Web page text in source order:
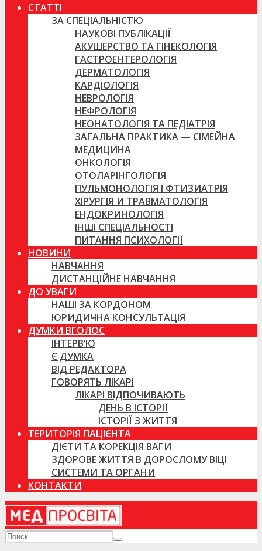
СТАТТІ
ЗА СПЕЦІАЛЬНІСТЮ
НАУКОВІ ПУБЛІКАЦІЇ
АКУШЕРСТВО ТА ГІНЕКОЛОГІЯ
ГАСТРОЕНТЕРОЛОГІЯ
ДЕРМАТОЛОГІЯ
КАРДІОЛОГІЯ
НЕВРОЛОГІЯ
НЕФРОЛОГІЯ
НЕОНАТОЛОГІЯ ТА ПЕДІАТРІЯ
ЗАГАЛЬНА ПРАКТИКА — СІМЕЙНА
МЕДИЦИНА
ОНКОЛОГІЯ
ОТОЛАРІНГОЛОГІЯ
ПУЛЬМОНОЛОГІЯ І ФТИЗИАТРІЯ
ХІРУРГІЯ И ТРАВМАТОЛОГІЯ
ЕНДОКРИНОЛОГІЯ
ІНШІ СПЕЦІАЛЬНОСТІ
ПИТАННЯ ПСИХОЛОГІЇ
НОВИНИ
НАВЧАННЯ
ДИСТАНЦІЙНЕ НАВЧАННЯ
ДО УВАГИ
НАШІ ЗА КОРДОНОМ
ЮРИДИЧНА КОНСУЛЬТАЦІЯ
ДУМКИ ВГОЛОС
ІНТЕРВ’Ю
Є ДУМКА
ВІД РЕДАКТОРА
ГОВОРЯТЬ ЛІКАРІ
ЛІКАРІ ВІДПОЧИВАЮТЬ
ДЕНЬ В ІСТОРІЇ
ІСТОРІЇ З ЖИТТЯ
ТЕРИТОРІЯ ПАЦІЄНТА
ДІЄТИ ТА КОРЕКЦІЯ ВАГИ
ЗДОРОВЕ ЖИТТЯ В ДОРОСЛОМУ ВІЦІ
СИСТЕМИ ТА ОРГАНИ
КОНТАКТИ